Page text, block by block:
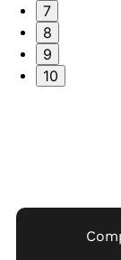
7
8
9
10